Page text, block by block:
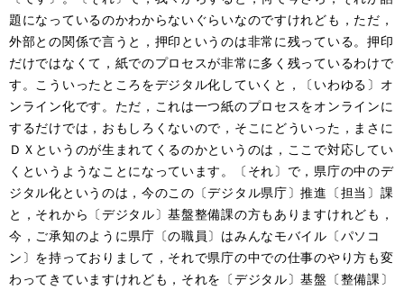
題になっているのかわからないぐらいなのですけれども，ただ，
外部との関係で言うと，押印というのは非常に残っている。押印
だけではなくて，紙でのプロセスが非常に多く残っているわけで
す。こういったところをデジタル化していくと，〔いわゆる〕オ
ンライン化です。ただ，これは一つ紙のプロセスをオンラインに
するだけでは，おもしろくないので，そこにどういった，まさに
ＤＸというのが生まれてくるのかというのは，ここで対応してい
くというようなことになっています。〔それ〕で，県庁の中のデ
ジタル化というのは，今のこの〔デジタル県庁〕推進〔担当〕課
と，それから〔デジタル〕基盤整備課の方もありますけれども，
今，ご承知のように県庁〔の職員〕はみんなモバイル〔パソコ
ン〕を持っておりまして，それで県庁の中での仕事のやり方も変
わってきていますけれども，それを〔デジタル〕基盤〔整備課〕